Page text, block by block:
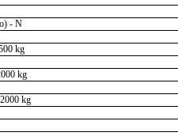
- N
kg
kg
kg